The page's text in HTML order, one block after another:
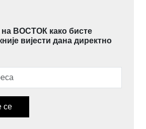
на ВОСТОК како бисте
вијести дана директно
се